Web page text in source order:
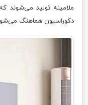
ملامینه تولید می‌شوند
دکوراسیون هماهنگ